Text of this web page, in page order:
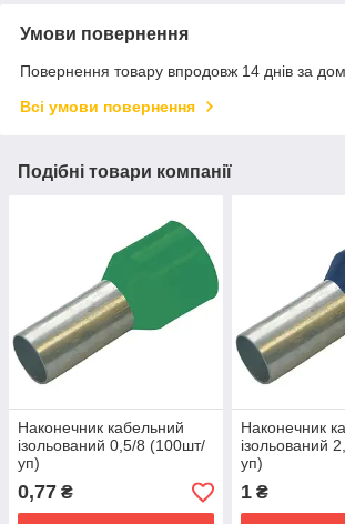
Умови повернення
Повернення товару впродовж 14 днів за
Всі умови повернення
Подібні товари компанії
Наконечник кабельний
ізольований 0,5/8 (100шт/
уп)
0,77 ₴
Наконечник
ізольований
уп)
1₴